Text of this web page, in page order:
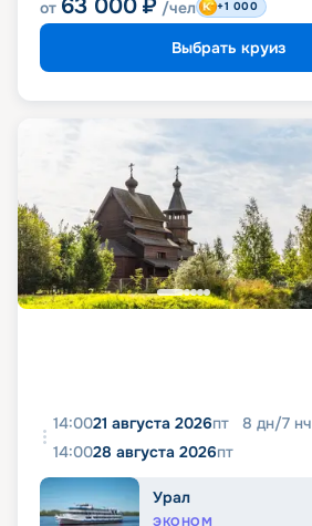
от 63 000 ₽ /чел +1 000
Выбрать круиз
14:0021 августа 2026пт 8 дн/7 нч
14:0028 августа 2026пт
Урал
ЭКОНОМ